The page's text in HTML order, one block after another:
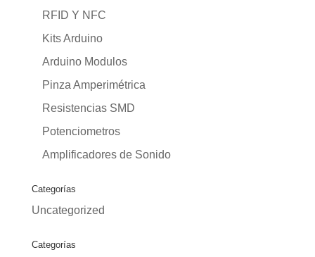
RFID Y NFC
Kits Arduino
Arduino Modulos
Pinza Amperimétrica
Resistencias SMD
Potenciometros
Amplificadores de Sonido
Categorías
Uncategorized
Categorías